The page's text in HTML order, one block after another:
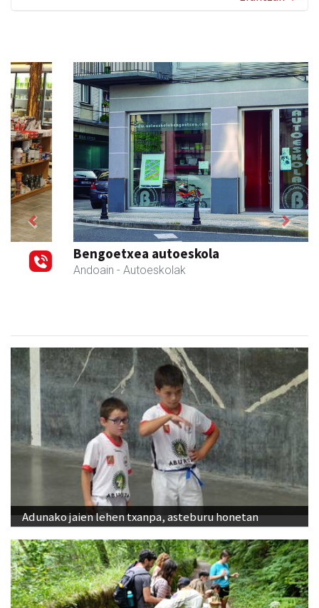
Bengoetxea autoeskola
Andoain - Autoeskolak
Previous Next
Adunako jaien lehen txanpa, asteburu honetan